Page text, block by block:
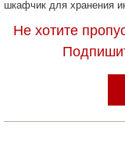
шкафчик для хранения
Не хотите